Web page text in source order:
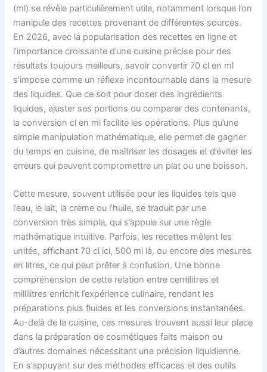
(ml) se révèle particulièrement utile, notamment lorsque l’on
manipule des recettes provenant de différentes sources.
En 2026, avec la popularisation des recettes en ligne et
l’importance croissante d’une cuisine précise pour des
résultats toujours meilleurs, savoir convertir 70 cl en ml
s’impose comme un réflexe incontournable dans la mesure
des liquides. Que ce soit pour doser des ingrédients
liquides, ajuster ses portions ou comparer des contenants,
la conversion cl en ml facilite les opérations. Plus qu’une
simple manipulation mathématique, elle permet de gagner
du temps en cuisine, de maîtriser les dosages et d’éviter les
erreurs qui peuvent compromettre un plat ou une boisson.
Cette mesure, souvent utilisée pour les liquides tels que
l’eau, le lait, la crème ou l’huile, se traduit par une
conversion très simple, qui s’appuie sur une règle
mathématique intuitive. Parfois, les recettes mêlent les
unités, affichant 70 cl ici, 500 ml là, ou encore des mesures
en litres, ce qui peut prêter à confusion. Une bonne
compréhension de cette relation entre centilitres et
millilitres enrichit l’expérience culinaire, rendant les
préparations plus fluides et les conversions instantanées.
Au-delà de la cuisine, ces mesures trouvent aussi leur place
dans la préparation de cosmétiques faits maison ou
d’autres domaines nécessitant une précision liquidienne.
En s’appuyant sur des méthodes efficaces et des outils